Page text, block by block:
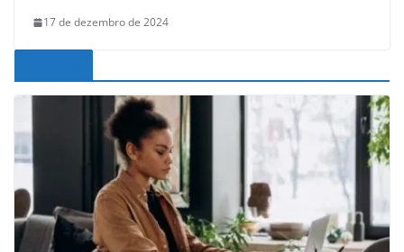
17 de dezembro de 2024